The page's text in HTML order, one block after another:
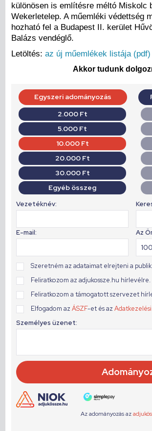
különösen is említésre méltó Miskolc
Wekerletelep. A műemléki védettség
hozható fel a Budapest II. kerület
Balázs vendéglő.
Letöltés: az új műemlékek listája (pdf)
Akkor tudunk